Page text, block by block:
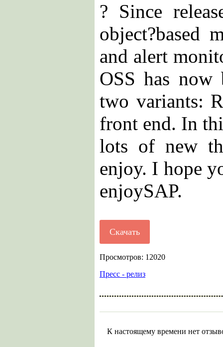
? Since
object?based
and alert
OSS has now
two variants:
front end. In
lots of new
enjoy. I hope
enjoySAP.
Скачать
Просмотров: 12020
Пресс - релиз
К настоящему времени нет